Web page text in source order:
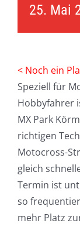
25. Mai
< Noch ein
Speziell für
Hobbyfahrer
MX Park
richtigen
Motocross-
gleich
Termin ist
so
mehr Platz